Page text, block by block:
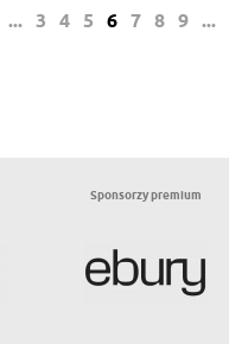
... 3 4 5 6 7 8 9 ...
Sponsorzy premium